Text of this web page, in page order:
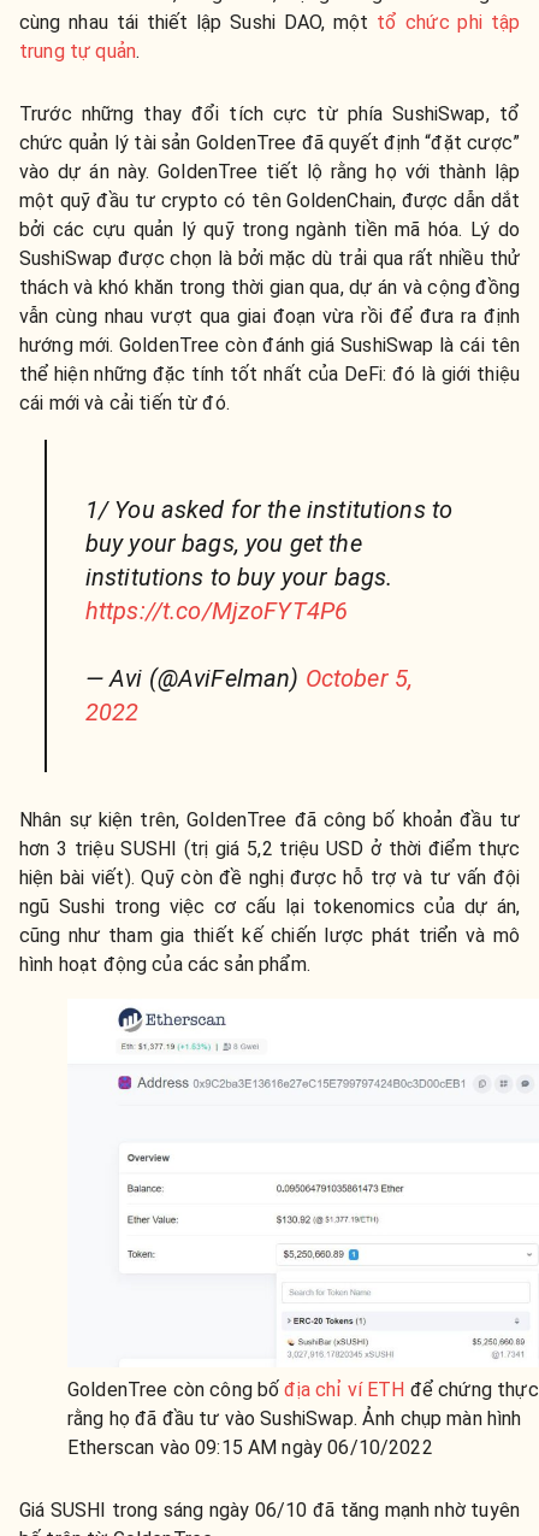
cùng nhau tái thiết lập Sushi DAO, một tổ chức phi tập
trung tự quản.
Trước những thay đổi tích cực từ phía SushiSwap, tổ
chức quản lý tài sản GoldenTree đã quyết định “đặt cược”
vào dự án này. GoldenTree tiết lộ rằng họ với thành lập
một quỹ đầu tư crypto có tên GoldenChain, được dẫn dắt
bởi các cựu quản lý quỹ trong ngành tiền mã hóa. Lý do
SushiSwap được chọn là bởi mặc dù trải qua rất nhiều thử
thách và khó khăn trong thời gian qua, dự án và cộng đồng
vẫn cùng nhau vượt qua giai đoạn vừa rồi để đưa ra định
hướng mới. GoldenTree còn đánh giá SushiSwap là cái tên
thể hiện những đặc tính tốt nhất của DeFi: đó là giới thiệu
cái mới và cải tiến từ đó.
1/ You asked for the institutions to
buy your bags, you get the
institutions to buy your bags.
https://t.co/MjzoFYT4P6
— Avi (@AviFelman) October 5,
2022
Nhân sự kiện trên, GoldenTree đã công bố khoản đầu tư
hơn 3 triệu SUSHI (trị giá 5,2 triệu USD ở thời điểm thực
hiện bài viết). Quỹ còn đề nghị được hỗ trợ và tư vấn đội
ngũ Sushi trong việc cơ cấu lại tokenomics của dự án,
cũng như tham gia thiết kế chiến lược phát triển và mô
hình hoạt động của các sản phẩm.
GoldenTree còn công bốđịa chỉ ví ETH để chứng thực
rằng họ đã đầu tư vào SushiSwap. Ảnh chụp màn hình
Etherscan vào 09:15 AM ngày 06/10/2022
Giá SUSHI trong sáng ngày 06/10 đã tăng mạnh nhờ tuyên